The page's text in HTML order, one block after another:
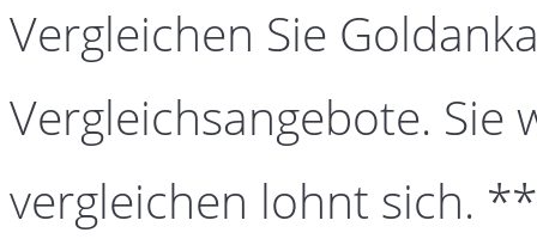
Vergleichen Sie
Vergleichsangebote. Sie
vergleichen lohnt sich.